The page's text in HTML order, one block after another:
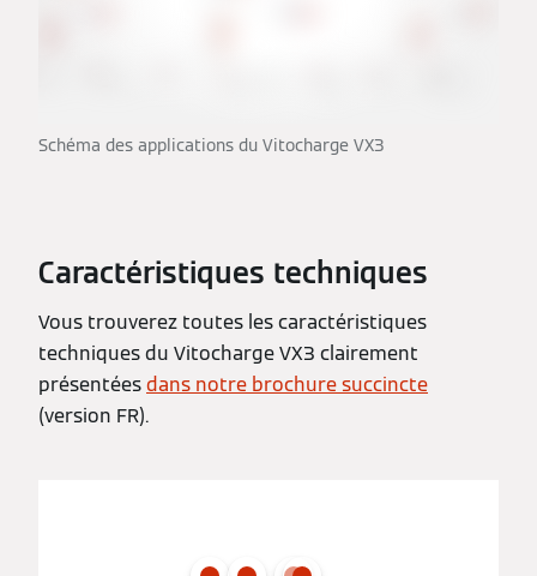
Schéma des applications du Vitocharge VX3
Caractéristiques techniques
Vous trouverez toutes les caractéristiques
techniques du Vitocharge VX3 clairement
présentéesdans notre brochure succincte
(version FR).